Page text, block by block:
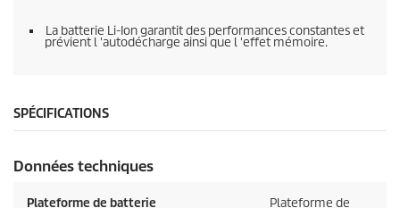
La batterie Li-Iongarantit des performances constantes et
prévient l 'autodécharge ainsi que l 'effet mémoire.
SPÉCIFICATIONS
Données techniques
Plateforme de batterie
Plateforme de